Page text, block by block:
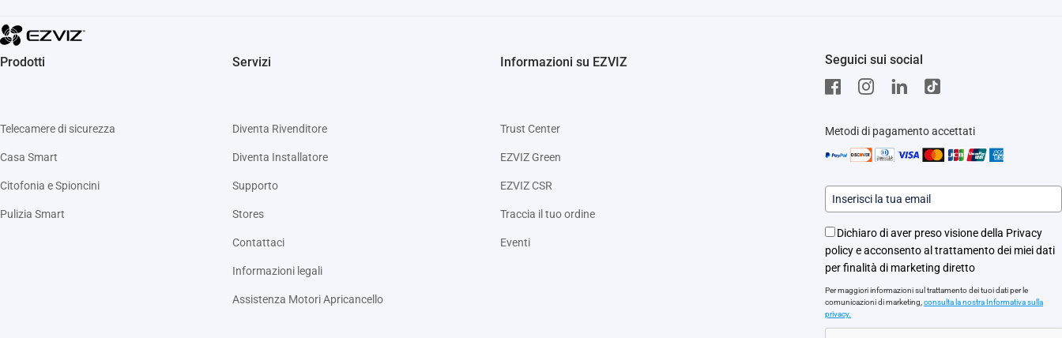
Prodotti
Telecamere di sicurezza
Casa Smart
Citofonia e Spioncini
Pulizia Smart
Servizi
Diventa Rivenditore
Diventa Installatore
Supporto
Stores
Contattaci
Informazioni legali
Assistenza Motori Apricancello
Informazioni su EZVIZ
Trust Center
EZVIZ Green
EZVIZ CSR
Traccia il tuo ordine
Eventi
Seguici sui social
Metodi di pagamento accettati
Dichiaro di aver preso visione della Privacy
policy e acconsento al trattamento dei miei dati
per finalità di marketing diretto
Per maggiori informazioni sul trattamento dei tuoi dati per le
comunicazioni di marketing, consulta la nostra Informativa sulla
privacy.